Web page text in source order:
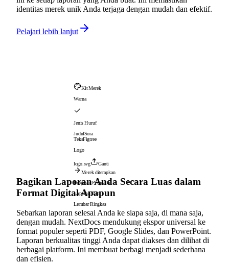
identitas merek unik Anda terjaga dengan mudah dan efektif.
Pelajari lebih lanjut
Kit Merek
Warna
Jenis Huruf
JudulSora
TeksFigtree
Logo
logo.svg
Ganti
Merek diterapkan
Proposal Penjualan
Laporan Tim
Lembar Ringkas
Bagikan Laporan Anda Secara Luas dalam
Format Digital Apapun
Sebarkan laporan selesai Anda ke siapa saja, di mana saja,
dengan mudah. NextDocs mendukung ekspor universal ke
format populer seperti PDF, Google Slides, dan PowerPoint.
Laporan berkualitas tinggi Anda dapat diakses dan dilihat di
berbagai platform. Ini membuat berbagi menjadi sederhana
dan efisien.